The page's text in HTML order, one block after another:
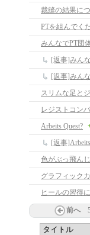
裁縫の結果に
PTを組んでく
みんなでPT団
スリムな足と
レジストコン
Arbeits Quest?
[返事
色がぶっ飛ん
グラフィック
ヒールの習得
前へ